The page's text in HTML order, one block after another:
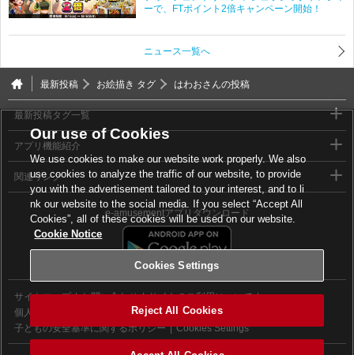
ーで、FTポイント2倍キャンペーン開始！
ニュース一覧へ
最新投稿 お絵描き タグ はわおさんの投稿
最新投稿タグ一覧
アプリ機能紹介
関連リンク
e-amusementアプリダウンロード
サイトマップ お問い合わせ
サイトのご利用について
個人情報等保護方針
外部送信について
子どもの安全基準に関するポリシー
Cookies Settings
Our use of Cookies
We use cookies to make our website work properly. We also
use cookies to analyze the traffic of our website, to provide
you with the advertisement tailored to your interest, and to li
nk our website to the social media. If you select “Accept All
Cookies”, all of these cookies will be used on our website.
Cookie Notice
Cookies Settings
Reject All Cookies